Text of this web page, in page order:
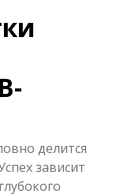
делится
зависит